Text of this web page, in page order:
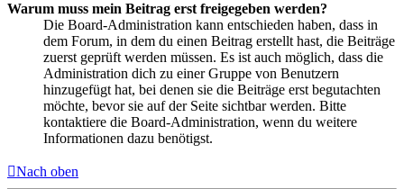
Warum muss mein Beitrag erst freigegeben werden?
Die Board-Administration kann entschieden haben, dass in
dem Forum, in dem du einen Beitrag erstellt hast, die Beiträge
zuerst geprüft werden müssen. Es ist auch möglich, dass die
Administration dich zu einer Gruppe von Benutzern
hinzugefügt hat, bei denen sie die Beiträge erst begutachten
möchte, bevor sie auf der Seite sichtbar werden. Bitte
kontaktiere die Board-Administration, wenn du weitere
Informationen dazu benötigst.
Nach oben